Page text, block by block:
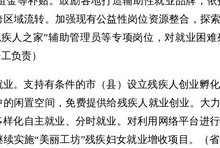
域流转。加强现有公益性岗位资源整合，探
人之家”辅助管理员等专项岗位，对就业困难
负责）
业。支持有条件的市（县）设立残疾人创业孵
闲置空间，免费提供给残疾人就业创业。大
化自主就业、分时就业。对利用网络平台进
实施“美丽工坊”残疾妇女就业增收项目。
（